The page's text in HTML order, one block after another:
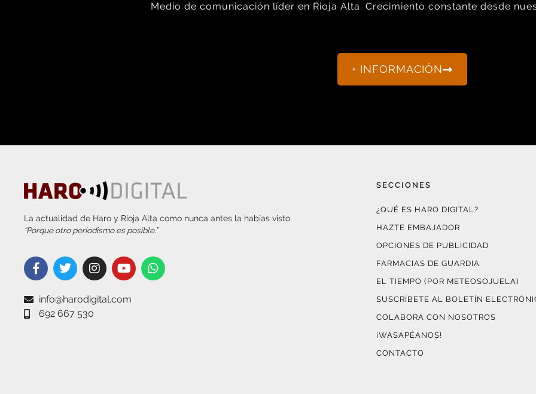
Medio de comunicación líder en Rioja Alta. Crecimiento constante desde
+ INFORMACIÓN
La actualidad de Haro y Rioja Alta como nunca antes la habías visto.
“Porque otro periodismo es posible.”
info@harodigital.com
692 667 530
SECCIONES
¿QUÉ ES HARO DIGITAL?
HAZTE EMBAJADOR
OPCIONES DE PUBLICIDAD
FARMACIAS DE GUARDIA
EL TIEMPO (POR METEOSOJUELA)
SUSCRÍBETE AL BOLETÍN
COLABORA CON NOSOTROS
¡WASAPÉANOS!
CONTACTO